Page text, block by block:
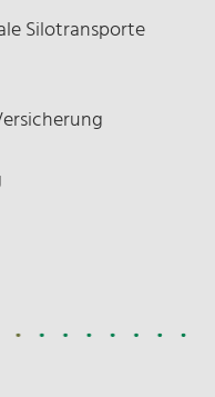
Silotransporte